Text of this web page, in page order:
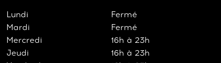
Lundi
Fermé
Mardi
Fermé
Mercredi
16h à 23h
Jeudi
16h à 23h